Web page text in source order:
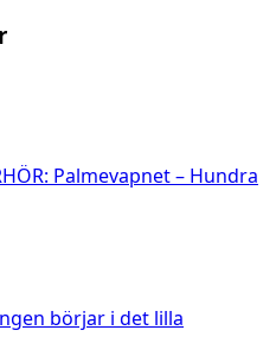
Palmevapnet – Hundra
börjar i det lilla